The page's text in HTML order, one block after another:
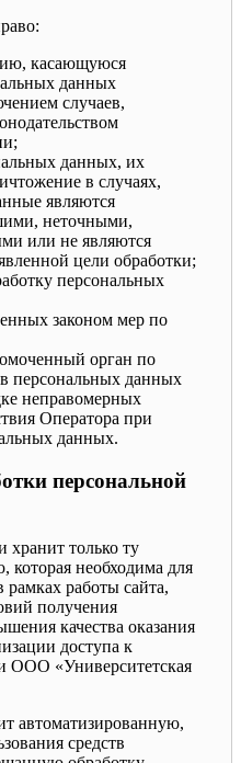
касающуюся
данных
случаев,
данных, их
в случаях,
являются
неточными,
или не являются
цели обработки;
персональных
законом мер по
орган по
персональных данных
неправомерных
Оператора при
данных.
персональной
хранит только ту
необходима для
рамках работы сайта,
получения
качества оказания
доступа к
ООО «Университетская
автоматизированную,
средств